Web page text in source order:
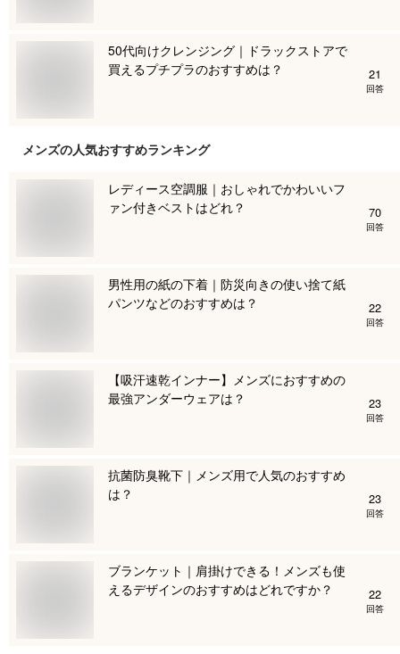
50代向けクレンジング｜ドラックストアで
買えるプチプラのおすすめは？
21
回答
メンズの人気おすすめランキング
レディース空調服｜おしゃれでかわいいフ
ァン付きベストはどれ？
70
回答
男性用の紙の下着｜防災向きの使い捨て紙
パンツなどのおすすめは？
22
回答
【吸汗速乾インナー】メンズにおすすめの
最強アンダーウェアは？
23
回答
抗菌防臭靴下｜メンズ用で人気のおすすめ
は？
23
回答
ブランケット｜肩掛けできる！メンズも使
えるデザインのおすすめはどれですか？
22
回答